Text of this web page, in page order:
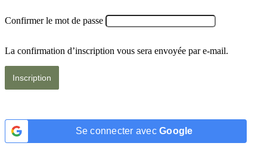
Confirmer le mot de passe
La confirmation d’inscription vous sera envoyée par e-mail.
Se connecter avec Google